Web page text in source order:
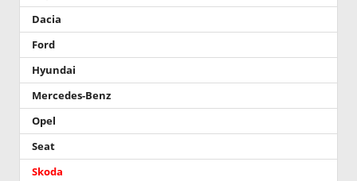
Dacia
Ford
Hyundai
Mercedes-Benz
Opel
Seat
Skoda